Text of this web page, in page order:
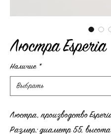
Люстра Esperia
Наличие *
Люстра, производство
Размер: диаметр 55,